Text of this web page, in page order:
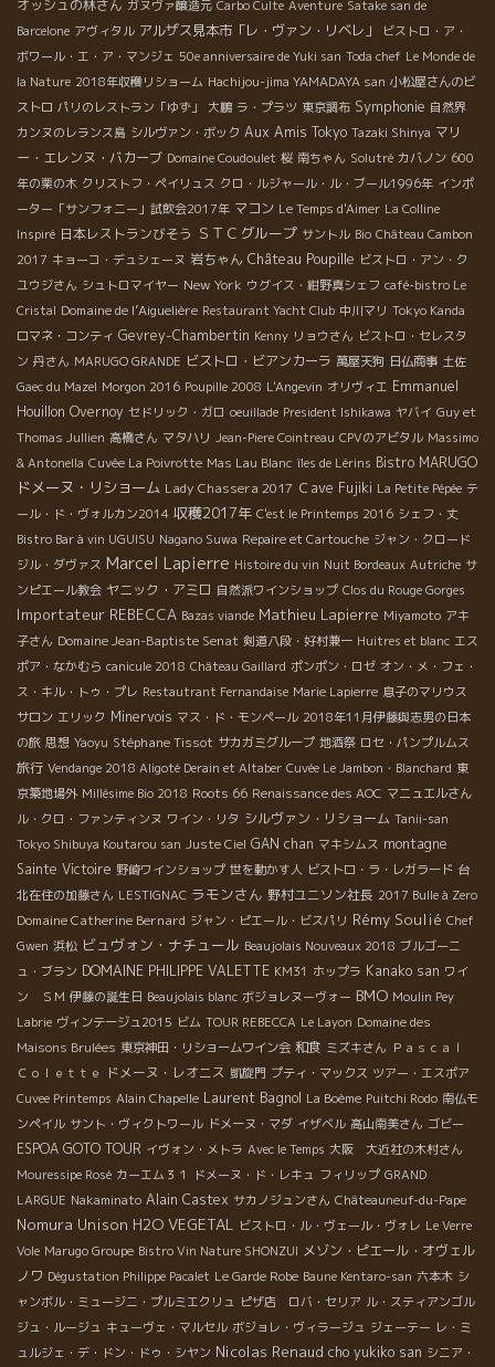
オッシュの林さん ガヌヴァ醸造元 Carbo Culte Aventure Satake san de
Barcelone アヴィタル アルザス見本市「レ・ヴァン・リベレ」
ビストロ・ア・
ボワール・エ・ア・マンジェ 50e anniversaire de Yuki san Toda chef Le Monde de
la Nature 2018年収穫リショーム Hachijou-jima YAMADAYA san 小松屋さんのビ
ストロ パリのレストラン「ゆず」 大鵬 ラ・プラツ 東京調布 Symphonie 自然界
カンヌのレランス島 シルヴァン・ボック Aux Amis Tokyo Tazaki Shinya マリ
ー・エレンヌ・バカーブ Domaine Coudoulet 桜 南ちゃん Solutré カバノン 600
年の栗の木 クリストフ・ペイリュス クロ・ルジャール・ル・ブール1996年 インポ
ーター「サンフォニー」試飲会2017年 マコン Le Temps d'Aimer La Colline
Inspiré 日本レストランびそう ＳＴＣグループ サントル Bio Château Cambon
2017 キョーコ・デュシェーヌ 岩ちゃん Château Poupille ビストロ・アン・ク
ユウジさん シュトロマイヤー New York ウグイス・紺野真シェフ café-bistro Le
Cristal Domaine de l’Aiguelière Restaurant Yacht Club 中川マリ Tokyo Kanda
ロマネ・コンティ Gevrey-Chambertin Kenny リョウさん ビストロ・セレスタ
ン 丹さん MARUGO GRANDE ビストロ・ビアンカーラ 萬屋天狗 日仏商事 土佐
Gaec du Mazel Morgon 2016 Poupille 2008 L'Angevin オリヴィエ Emmanuel
Houillon Overnoy セドリック・ガロ oeuillade President Ishikawa ヤバイ Guy et
Thomas Jullien 高橋さん マタハリ Jean-Piere Cointreau CPVのアビタル Massimo
& Antonella Cuvée La Poivrotte Mas Lau Blanc îles de Lérins Bistro MARUGO
ドメーヌ・リショーム Lady Chassera 2017 Ｃave Fujiki La Petite Pépée テ
ール・ド・ヴォルカン2014 収穫2017年 C'est le Printemps 2016 シェフ・丈
Bistro Bar à vin UGUISU Nagano Suwa Repaire et Cartouche ジャン・クロード
ジル・ダヴァス Marcel Lapierre Histoire du vin Nuit Bordeaux Autriche サ
ンピエール教会 ヤニック・アミロ 自然派ワインショップ Clos du Rouge Gorges
Importateur REBECCA Bazas viande Mathieu Lapierre Miyamoto アキ
子さん Domaine Jean-Baptiste Senat 剣道八段・好村兼一 Huitres et blanc エス
ポア・なかむら canicule 2018 Château Gaillard ポンポン・ロゼ オン・メ・フェ・
ス・キル・トゥ・プレ Restautrant Fernandaise Marie Lapierre 息子のマリウス
サロン エリック Minervois マス・ド・モンペール 2018年11月伊藤與志男の日本
の旅 思想 Yaoyu Stéphane Tissot サカガミグループ 地酒祭 ロセ・パンプルムス
旅行 Vendange 2018 Aligoté Derain et Altaber Cuvée Le Jambon・Blanchard 東
京築地場外 Millésime Bio 2018 Roots 66 Renaissance des AOC マニュエルさん
ル・クロ・ファンティンヌ ワイン・リタ シルヴァン・リショーム Tanii-san
Tokyo Shibuya Koutarou san Juste Ciel GAN chan マキシムス montagne
Sainte Victoire 野崎ワインショップ 世を動かす人 ビストロ・ラ・レガラード 台
北在住の加藤さん LESTIGNAC ラモンさん 野村ユニソン社長 2017 Bulle à Zero
Domaine Catherine Bernard ジャン・ピエール・ビスパリ Rémy Soulié Chef
Gwen 浜松 ビュヴォン・ナチュール Beaujolais Nouveaux 2018 ブルゴーニ
ュ・ブラン DOMAINE PHILIPPE VALETTE KM31 ホップラ Kanako san ワイ
ン ＳＭ 伊藤の誕生日 Beaujolais blanc ボジョレヌーヴォー BMO Moulin Pey
Labrie ヴィンテージュ2015 ビム TOUR REBECCA Le Layon Domaine des
Maisons Brulées 東京神田・リショームワイン会 和食 ミズキさん Ｐａｓｃａｌ
Ｃｏｌｅｔｔｅ
ドメーヌ・レオニス 凱旋門 プティ・マックス ツアー・エスポア
Cuvee Printemps Alain Chapelle Laurent Bagnol La Boème Puitchi Rodo 南仏モ
ンペイル サント・ヴィクトワール ドメーヌ・マダ イザベル 高山南美さん ゴビー
ESPOA GOTO TOUR イヴォン・メトラ Avec le Temps 大阪 大近社の木村さん
Mouressipe Rosé カーエム３１ ドメーヌ・ド・レキュ フィリップ GRAND
LARGUE Nakaminato Alain Castex サカノジュンさん Châteauneuf-du-Pape
Nomura Unison H2O VEGETAL ビストロ・ル・ヴェール・ヴォレ Le Verre
Vole Marugo Groupe Bistro Vin Nature SHONZUI メゾン・ピエール・オヴェル
ノワ Dégustation Philippe Pacalet Le Garde Robe Baune Kentaro-san 六本木 シ
ャンボル・ミュージニ・プルミエクリュ ピザ店 ロバ・セリア ル・スティアンゴル
ジュ・ルージュ キューヴェ・マルセル ボジョレ・ヴィラージュ ジェーテー レ・ミ
ュルジェ・デ・ドン・ドゥ・シヤン Nicolas Renaud cho yukiko san シニア・